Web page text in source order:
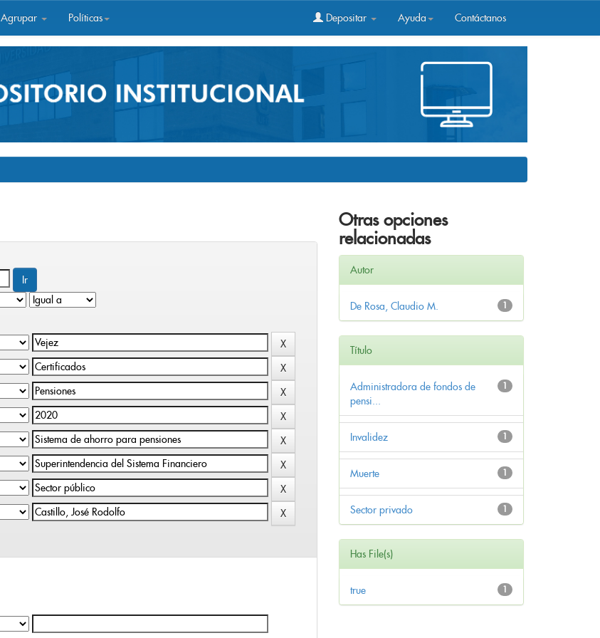
Agrupar Políticas Depositar Ayuda Contáctanos
Otras opciones
relacionadas
Autor
1
De Rosa, Claudio M.
Título
1
Administradora de fondos de
pensi...
1
Invalidez
1
Muerte
1
Sector privado
Has File(s)
1
true